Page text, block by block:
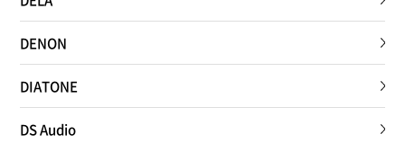
DENON
DIATONE
DS Audio